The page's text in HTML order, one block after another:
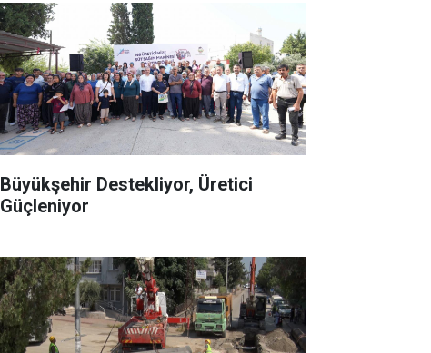
Büyükşehir Destekliyor, Üretici
Güçleniyor